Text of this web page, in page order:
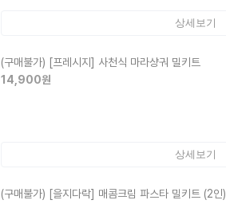
상세보기
(구매불가) [프레시지] 사천식 마라샹궈 밀키트
14,900원
상세보기
(구매불가) [을지다락] 매콤크림 파스타 밀키트 (2인)